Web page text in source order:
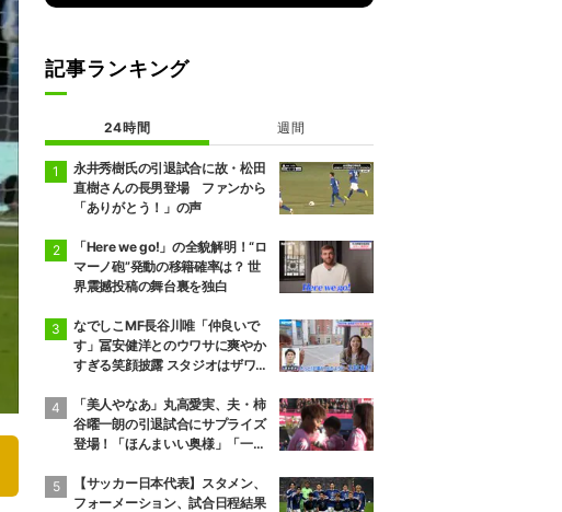
記事ランキング
24時間 週間
永井秀樹氏の引退試合に故・松田
直樹さんの長男登場 ファンから
「ありがとう！」の声
「Here we go!」の全貌解明！“ロ
マーノ砲”発動の移籍確率は？ 世
界震撼投稿の舞台裏を独白
なでしこMF長谷川唯「仲良いで
す」冨安健洋とのウワサに爽やか
すぎる笑顔披露 スタジオはザワザ
「美人やなあ」丸高愛実、夫・柿
谷曜一朗の引退試合にサプライズ
登場！「ほんまいい奥様」「一緒
光【サッカー日本代表】スタメン、
フォーメーション、試合日程結果